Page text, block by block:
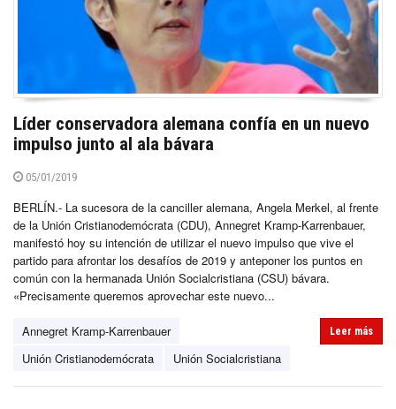
Líder conservadora alemana confía en un nuevo
impulso junto al ala bávara
05/01/2019
BERLÍN.- La sucesora de la canciller alemana, Angela Merkel, al frente
de la Unión Cristianodemócrata (CDU), Annegret Kramp-Karrenbauer,
manifestó hoy su intención de utilizar el nuevo impulso que vive el
partido para afrontar los desafíos de 2019 y anteponer los puntos en
común con la hermanada Unión Socialcristiana (CSU) bávara.
«Precisamente queremos aprovechar este nuevo...
Annegret Kramp-Karrenbauer
Unión Cristianodemócrata
Unión Socialcristiana
Leer más